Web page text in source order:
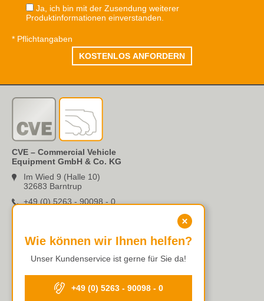
Ja, ich bin mit der Zusendung weiterer
Produktinformationen einverstanden.
* Pflichtangaben
CVE – Commercial Vehicle
Equipment GmbH & Co. KG
Im Wied 9 (Halle 10)
32683 Barntrup
+49 (0) 5263 - 90098 - 0
ISO 9001:2015
Wie können wir Ihnen helfen?
Unser Kundenservice ist gerne für Sie da!
+49 (0) 5263 - 90098 - 0